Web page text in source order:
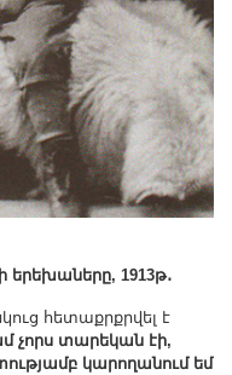
1913թ․
հետաքրքրվել է
չորս տարեկան էի,
կարողանում եմ